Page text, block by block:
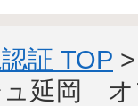
証 TOP
延岡